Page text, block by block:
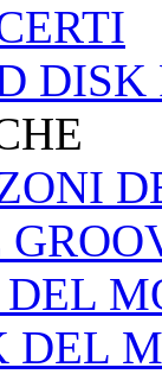
DISK
DEL